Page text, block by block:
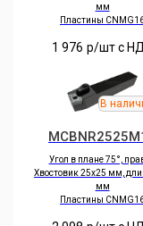
мм
Пластины
1 976 р/шт c
Угол в плане 75°,
Хвостовик 25х25 мм,
мм
Пластины